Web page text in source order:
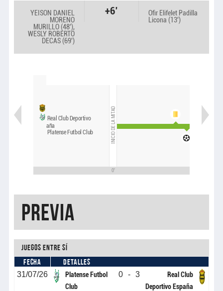
YEISON DANIEL
MORENO
MURILLO (48'),
WESLY ROBERTO
DECAS (69')
+6'
Ofir Elifelet Padilla
Licona (13')
Real Club Deportivo
España
Platense Futbol Club
INICIO DE LA MITAD
0'
PREVIA
Juegos entre sí
FECHA
DETALLES
31/07/26
Platense Futbol
Club
0 - 3
Real Club
Deportivo España